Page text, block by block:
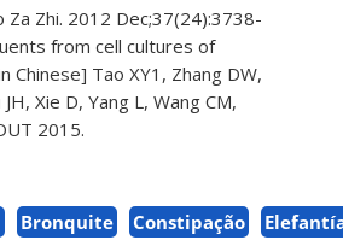
Za Zhi. 2012 Dec;37(24):3738-
from cell cultures of
Chinese] Tao XY1, Zhang DW,
Xie D, Yang L, Wang CM,
2015.
Bronquite Constipação